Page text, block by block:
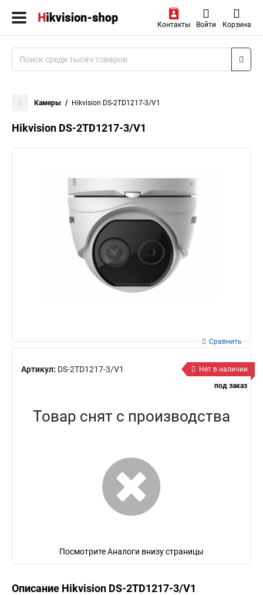
Контакты Войти Корзина
Камеры Hikvision DS-2TD1217-3/V1
Hikvision DS-2TD1217-3/V1
Артикул: DS-2TD1217-3/V1
Сравнить
Нет в наличии
под заказ
Товар снят с производства
Посмотрите Аналоги внизу страницы
Описание Hikvision DS-2TD1217-3/V1